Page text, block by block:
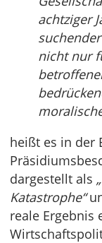
achtziger
nicht nur
heißt es in der
dargestellt als
Katastrophe“
reale Ergebnis